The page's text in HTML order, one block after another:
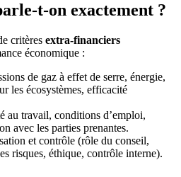
t-on exactement ?
critères extra-financiers
économique :
de gaz à effet de serre, énergie,
les écosystèmes, efficacité
au travail, conditions d’emploi,
avec les parties prenantes.
et contrôle (rôle du conseil,
risques, éthique, contrôle interne).